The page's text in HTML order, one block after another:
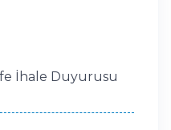
İhale Duyurusu